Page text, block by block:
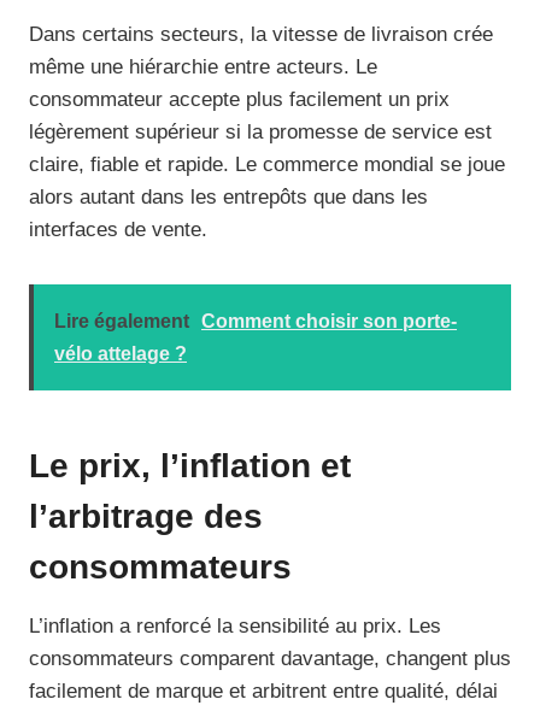
Dans certains secteurs, la vitesse de livraison crée
même une hiérarchie entre acteurs. Le
consommateur accepte plus facilement un prix
légèrement supérieur si la promesse de service est
claire, fiable et rapide. Le commerce mondial se joue
alors autant dans les entrepôts que dans les
interfaces de vente.
Lire également Comment choisir son porte-
vélo attelage ?
Le prix, l’inflation et
l’arbitrage des
consommateurs
L’inflation a renforcé la sensibilité au prix. Les
consommateurs comparent davantage, changent plus
facilement de marque et arbitrent entre qualité, délai